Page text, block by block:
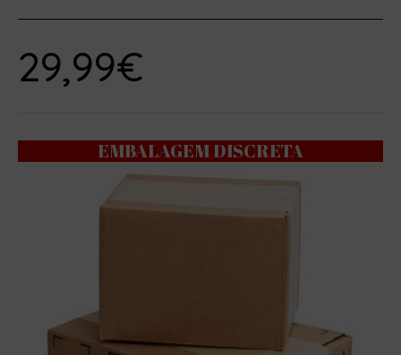
29,99€
EMBALAGEM DISCRETA